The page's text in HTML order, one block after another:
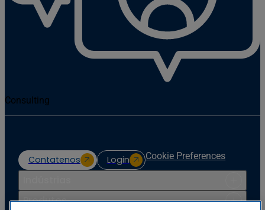
Consulting
Contatenos Login Cookie Preferences
Produtos